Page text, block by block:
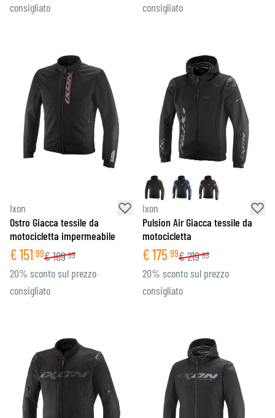
consigliato
consigliato
Ixon
Ostro Giacca tessile da
motocicletta impermeabile
€151 99€189 99
20% sconto sul prezzo
consigliato
Ixon
Pulsion Air Giacca tessile da
motocicletta
€175 99€219 99
20% sconto sul prezzo
consigliato